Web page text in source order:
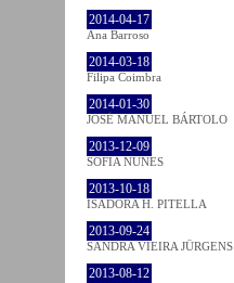
2014-04-17
Ana Barroso
2014-03-18
Filipa Coimbra
2014-01-30
JOSÉ MANUEL BÁRTOLO
2013-12-09
SOFIA NUNES
2013-10-18
ISADORA H. PITELLA
2013-09-24
SANDRA VIEIRA JÜRGENS
2013-08-12